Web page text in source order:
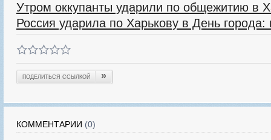
Утром оккупанты ударили по общежитию в
Россия ударила по Харькову в День
ПОДЕЛИТЬСЯ ССЫЛКОЙ »
КОММЕНТАРИИ (0)